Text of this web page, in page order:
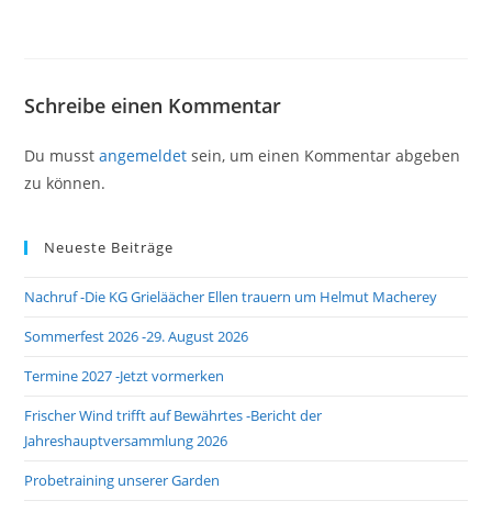
Schreibe einen Kommentar
Du musstangemeldet sein, um einen Kommentar abgeben
zu können.
Neueste Beiträge
Nachruf -Die KG Grieläächer Ellen trauern um Helmut Macherey
Sommerfest 2026 -29. August 2026
Termine 2027 -Jetzt vormerken
Frischer Wind trifft auf Bewährtes -Bericht der
Jahreshauptversammlung 2026
Probetraining unserer Garden